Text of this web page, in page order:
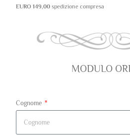
EURO 149,00 spedizione compresa
MODULO
Cognome